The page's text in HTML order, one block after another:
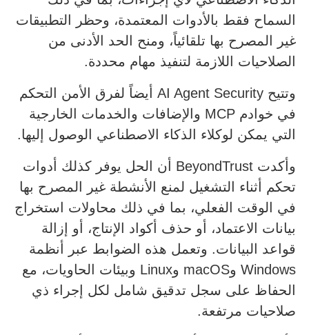
السماح فقط بالأدوات المعتمدة، وحظر التطبيقات
غير المصرح بها تلقائياً، ومنح الحد الأدنى من
الصلاحيات اللازمة لتنفيذ مهام محددة.
وتتيح AI Agent Security أيضاً لفرق الأمن التحكم
في خوادم MCP والإضافات والخدمات الخارجية
التي يمكن لوكلاء الذكاء الاصطناعي الوصول إليها.
وأكدت BeyondTrust أن الحل يوفر كذلك أدوات
تحكم أثناء التشغيل لمنع الأنشطة غير المصرح بها
في الوقت الفعلي، بما في ذلك محاولات استخراج
بيانات الاعتماد، أو حذف أكواد الإنتاج، أو إزالة
قواعد البيانات. وتعمل هذه الضوابط عبر أنظمة
Windows وmacOS وLinux وبيئات الحاويات، مع
الحفاظ على سجل تدقيق شامل لكل إجراء ذي
صلاحيات مرتفعة.